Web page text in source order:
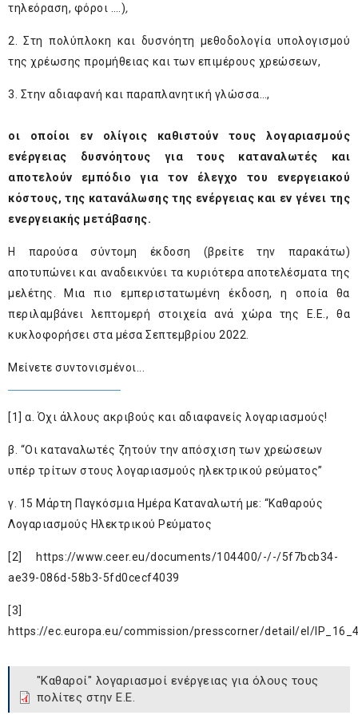
τηλεόραση, φόροι ….),
2. Στη πολύπλοκη και δυσνόητη μεθοδολογία υπολογισμού
της χρέωσης προμήθειας και των επιμέρους χρεώσεων,
3. Στην αδιαφανή και παραπλανητική γλώσσα…,
οι οποίοι εν ολίγοις καθιστούν τους λογαριασμούς
ενέργειας δυσνόητους για τους καταναλωτές και
αποτελούν εμπόδιο για τον έλεγχο του ενεργειακού
κόστους, της κατανάλωσης της ενέργειας και εν γένει της
ενεργειακής μετάβασης.
Η παρούσα σύντομη έκδοση (βρείτε την παρακάτω)
αποτυπώνει και αναδεικνύει τα κυριότερα αποτελέσματα της
μελέτης. Μια πιο εμπεριστατωμένη έκδοση, η οποία θα
περιλαμβάνει λεπτομερή στοιχεία ανά χώρα της Ε.Ε., θα
κυκλοφορήσει στα μέσα Σεπτεμβρίου 2022.
Μείνετε συντονισμένοι...
[1] α.Όχι άλλους ακριβούς και αδιαφανείς λογαριασμούς!
β. “Οι καταναλωτές ζητούν την απόσχιση των χρεώσεων
υπέρ τρίτων στους λογαριασμούς ηλεκτρικού ρεύματος”
γ. 15 Μάρτη Παγκόσμια Ημέρα Καταναλωτή με: “Καθαρούς
Λογαριασμούς Ηλεκτρικού Ρεύματος
[2]
https://www.ceer.eu/documents/104400/-/-/5f7bcb34-
ae39-086d-58b3-5fd0cecf4039
[3]
https://ec.europa.eu/commission/presscorner/detail/el/
"Καθαροί" λογαριασμοί ενέργειας για όλους τους
πολίτες στην Ε.Ε.